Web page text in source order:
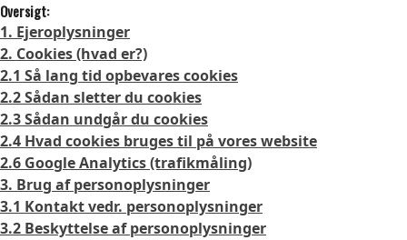
Oversigt:
1. Ejeroplysninger
2. Cookies (hvad er?)
2.1 Så lang tid opbevares cookies
2.2 Sådan sletter du cookies
2.3 Sådan undgår du cookies
2.4 Hvad cookies bruges til på vores website
2.6 Google Analytics (trafikmåling)
3. Brug af personoplysninger
3.1 Kontakt vedr. personoplysninger
3.2 Beskyttelse af personoplysninger